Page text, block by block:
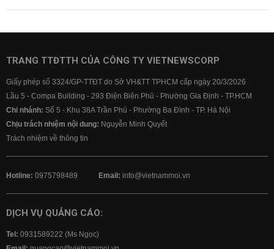
TRANG TTĐTTH CỦA CÔNG TY VIETNEWSCORP
Giấy phép số 3324/GP-TTĐT do Sở VH&TT TPHCM cấp ngày 20/3/2026
Lầu 5 - Compa Building - 293 Điện Biên Phủ - Phường Gia Định - TP.HCM
Chi nhánh: Số 5 - Khu 38A Trần Phú - Phường Ba Đình - TP. Hà Nội
Chịu trách nhiệm nội dung: Nguyễn Minh Quyết
Trách nhiệm về thông tin
Hotline: 0975798489 Email: info@vietnammoi.vn
DỊCH VỤ QUẢNG CÁO:
Tel: 0931589222 (Ms Ngọc)